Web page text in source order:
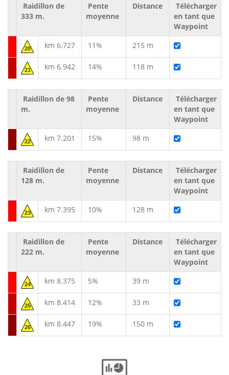
Raidillon de
333 m.
Pente
moyenne
Distance
Télécharger
en tant que
Waypoint
20 km 6.727 11% 215 m
21 km 6.942 14% 118 m
Raidillon de 98
m.
Pente
moyenne
Distance
Télécharger
en tant que
Waypoint
22 km 7.201 15% 98 m
Raidillon de
128 m.
Pente
moyenne
Distance
Télécharger
en tant que
Waypoint
23 km 7.395 10% 128 m
Raidillon de
222 m.
Pente
moyenne
Distance
Télécharger
en tant que
Waypoint
24 km 8.375 5% 39 m
25 km 8.414 12% 33 m
26 km 8.447 19% 150 m